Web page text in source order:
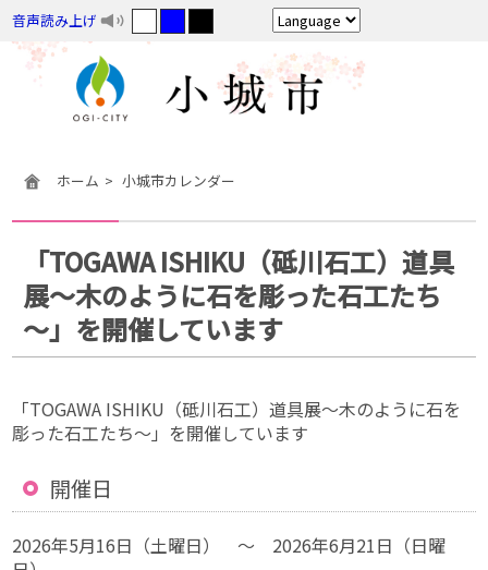
音声読み上げ
ホーム 小城市カレンダー
「TOGAWA ISHIKU（砥川石工）道具
展～木のように石を彫った石工たち
～」を開催しています
「TOGAWA ISHIKU（砥川石工）道具展～木のように石を
彫った石工たち～」を開催しています
開催日
2026年5月16日（土曜日） ～ 2026年6月21日（日曜